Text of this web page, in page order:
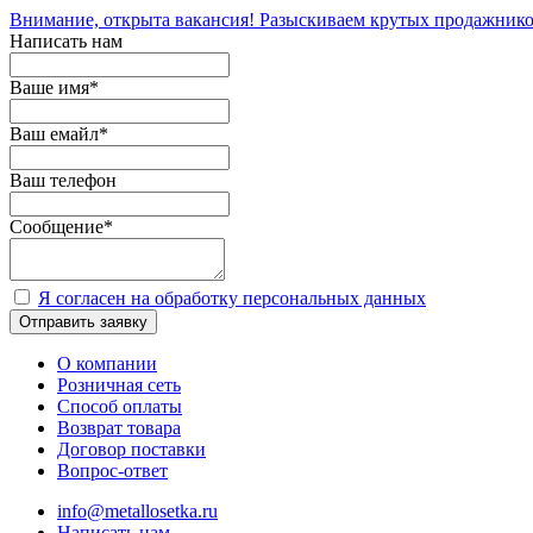
Внимание, открыта вакансия! Разыскиваем крутых
Написать нам
Ваше имя*
Ваш емайл*
Ваш телефон
Сообщение*
Я согласен на обработку персональных данных
Отправить заявку
О компании
Розничная сеть
Способ оплаты
Возврат товара
Договор поставки
Вопрос-ответ
info@metallosetka.ru